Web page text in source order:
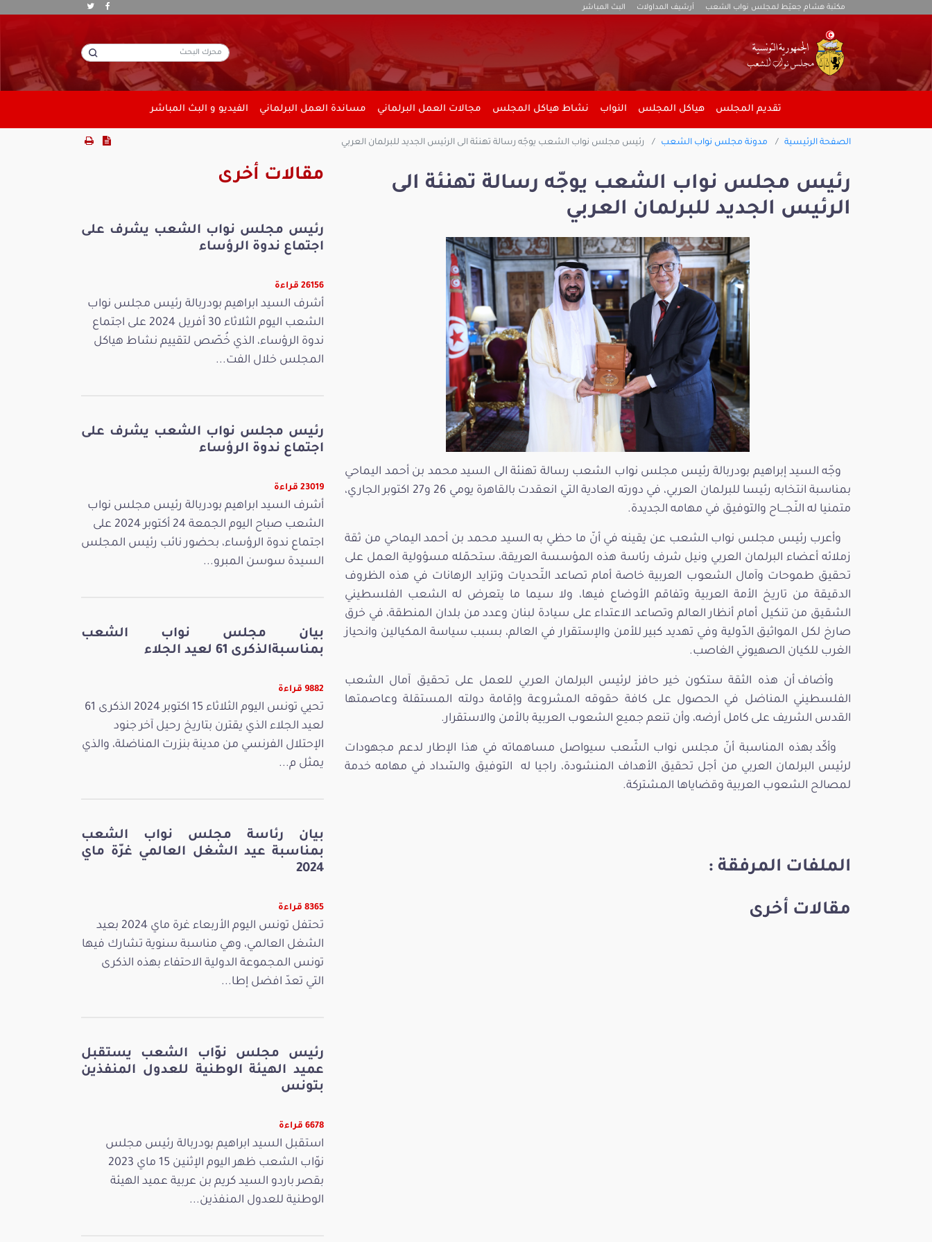
مكتبة هشام جعيّط لمجلس نواب الشعب أرشيف المداولات البث المباشر
تقديم المجلس هياكل المجلس النواب نشاط هياكل المجلس مجالات العمل البرلماني مساندة العمل البرلماني الفيديو و البث المباشر
الصفحة الرئيسية مدونة مجلس نواب الشعب رئيس مجلس نواب الشعب يوجّه رسالة تهنئة الى الرئيس الجديد للبرلمان العربي
رئيس مجلس نواب الشعب يوجّه رسالة تهنئة الى
الرئيس الجديد للبرلمان العربي
وجّه السيد إبراهيم بودربالة رئيس مجلس نواب الشعب رسالة تهنئة الى السيد محمد بن أحمد اليماحي
بمناسبة انتخابه رئيسا للبرلمان العربي، في دورته العادية التي انعقدت بالقاهرة يومي 26 و27 اكتوبر الجاري،
متمنيا له النّجــــاح والتوفيق في مهامه الجديدة.
وأعرب رئيس مجلس نواب الشعب عن يقينه في أنّ ما حظي به السيد محمد بن أحمد اليماحي من ثقة
زملائه أعضاء البرلمان العربي ونيل شرف رئاسة هذه المؤسسة العريقة، ستحمّله مسؤولية العمل على
تحقيق طموحات وآمال الشعوب العربية خاصة أمام تصاعد التّحديات وتزايد الرهانات في هذه الظروف
الدقيقة من تاريخ الأمة العربية وتفاقم الأوضاع فيها، ولا سيما ما يتعرض له الشعب الفلسطيني
الشقيق من تنكيل أمام أنظار العالم وتصاعد الاعتداء على سيادة لبنان وعدد من بلدان المنطقة، في خرق
صارخ لكل المواثيق الدّولية وفي تهديد كبير للأمن والإستقرار في العالم، بسبب سياسة المكيالين وانحياز
الغرب للكيان الصهيوني الغاصب.
وأضاف أن هذه الثقة ستكون خير حافز لرئيس البرلمان العربي للعمل على تحقيق آمال الشعب
الفلسطيني المناضل في الحصول على كافة حقوقه المشروعة وإقامة دولته المستقلة وعاصمتها
القدس الشريف على كامل أرضه، وأن تنعم جميع الشعوب العربية بالأمن والاستقرار.
وأكّد بهذه المناسبة أنّ مجلس نواب الشّعب سيواصل مساهماته في هذا الإطار لدعم مجهودات
لرئيس البرلمان العربي من أجل تحقيق الأهداف المنشودة، راجيا له التوفيق والسّداد في مهامه خدمة
لمصالح الشعوب العربية وقضاياها المشتركة.
الملفات المرفقة :
مقالات أخرى
مقالات أخرى
رئيس مجلس نواب الشعب يشرف على
اجتماع ندوة الرؤساء
26156 قراءة
أشرف السيد ابراهيم بودربالة رئيس مجلس نواب
الشعب اليوم الثلاثاء 30 أفريل 2024 على اجتماع
ندوة الرؤساء، الذي خُصّص لتقييم نشاط هياكل
المجلس خلال الفت...
رئيس مجلس نواب الشعب يشرف على
اجتماع ندوة الرؤساء
23019 قراءة
أشرف السيد ابراهيم بودربالة رئيس مجلس نواب
الشعب صباح اليوم الجمعة 24 أكتوبر 2024 على
اجتماع ندوة الرؤساء، بحضور نائب رئيس المجلس
السيدة سوسن المبرو...
بيان مجلس نواب الشعب
بمناسبةالذكرى 61 لعيد الجلاء
9882 قراءة
تحيي تونس اليوم الثلاثاء 15 اكتوبر 2024 الذكرى 61
لعيد الجلاء الذي يقترن بتاريخ رحيل آخر جنود
الإحتلال الفرنسي من مدينة بنزرت المناضلة، والذي
يمثل م...
بيان رئاسة مجلس نواب الشعب
بمناسبة عيد الشغل العالمي غرّة ماي
2024
8365 قراءة
تحتفل تونس اليوم الأربعاء غرة ماي 2024 بعيد
الشغل العالمي، وهي مناسبة سنوية تشارك فيها
تونس المجموعة الدولية الاحتفاء بهذه الذكرى
التي تعدّ افضل إطا...
رئيس مجلس نوّاب الشعب يستقبل
عميد الهيئة الوطنية للعدول المنفذين
بتونس
6678 قراءة
استقبل السيد ابراهيم بودربالة رئيس مجلس
نوّاب الشعب ظهر اليوم الإثنين 15 ماي 2023
بقصر باردو السيد كريم بن عربية عميد الهيئة
الوطنية للعدول المنفذين...